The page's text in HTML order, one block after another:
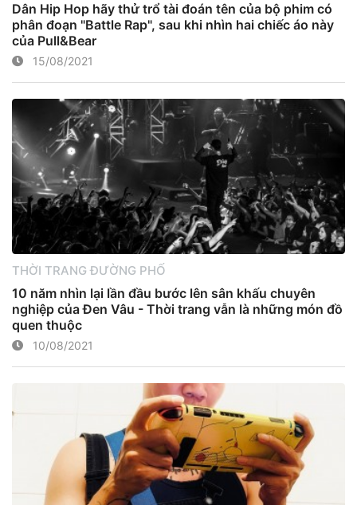
Dân Hip Hop hãy thử trổ tài đoán tên của bộ phim có
phân đoạn "Battle Rap", sau khi nhìn hai chiếc áo này
của Pull&Bear
15/08/2021
THỜI TRANG ĐƯỜNG PHỐ
10 năm nhìn lại lần đầu bước lên sân khấu chuyên
nghiệp của Đen Vâu - Thời trang vẫn là những món đồ
quen thuộc
10/08/2021